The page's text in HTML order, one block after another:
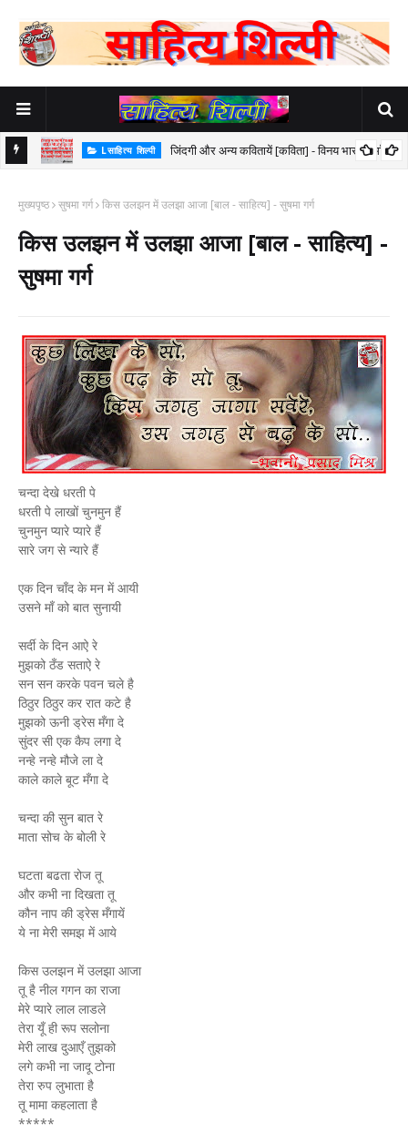
Lसाहित्य शिल्पी जिंदगी और अन्य कवितायें [कविता] - विनय भारत शर्मा
मुख्यपृष्ठ सुषमा गर्ग किस उलझन में उलझा आजा [बाल - साहित्य] - सुषमा गर्ग
किस उलझन में उलझा आजा [बाल - साहित्य] -
सुषमा गर्ग
चन्दा देखे धरती पे
धरती पे लाखों चुनमुन हैं
चुनमुन प्यारे प्यारे हैं
सारे जग से न्यारे हैं
एक दिन चाँद के मन में आयी
उसने माँ को बात सुनायी
सर्दी के दिन आऐ रे
मुझको ठँड सताऐ रे
सन सन करके पवन चले है
ठिठुर ठिठुर कर रात कटे है
मुझको ऊनी ड्रेस मँगा दे
सुंदर सी एक कैप लगा दे
नन्हे नन्हे मौजे ला दे
काले काले बूट मँगा दे
चन्दा की सुन बात रे
माता सोच के बोली रे
घटता बढता रोज तू
और कभी ना दिखता तू
कौन नाप की ड्रेस मँगायें
ये ना मेरी समझ में आये
किस उलझन में उलझा आजा
तू है नील गगन का राजा
मेरे प्यारे लाल लाडले
तेरा यूँ ही रूप सलोना
मेरी लाख दुआएँ तुझको
लगे कभी ना जादू टोना
तेरा रुप लुभाता है
तू मामा कहलाता है
*****